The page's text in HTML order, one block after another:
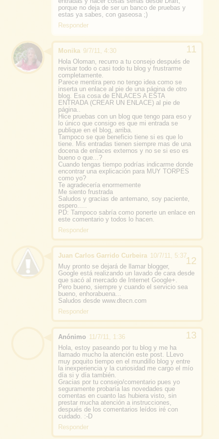
porque no deja de ser un banco de pruebas y
estas ya sabes, con gaseosa ;)
Responder
Monika 9/7/11, 4:30
Hola Oloman, recurro a tu consejo después de
revisar todo o casi todo tu blog y frustrarme
completamente.
Parece mentira pero no tengo idea como se
inserta un enlace al pie de una página de otro
blog. Esa cosa de ENLACES A ESTA
ENTRADA (CREAR UN ENLACE) al pie de
página..
Hice pruebas con un blog que tengo para eso y
lo único que consigo es que mi entrada se
publique en el blog, arriba.
Tampoco se que beneficio tiene si es que lo
tiene. Mis entradas tienen siempre mas de una
docena de enlaces externos y no se si eso es
bueno o que...?
Cuando tengas tiempo podrías indicarme donde
encontrar una explicación para MUY TORPES
como yo?
Te agradecería enormemente
Me siento frustrada
Saludos y gracias de antemano, soy paciente,
espero.....
PD: Tampoco sabría como ponerte un enlace en
este comentario y todos lo hacen.
Responder
Juan Carlos Garrido Curbeira 10/7/11, 5:37
Muy pronto se dejará de llamar blogger,
Google está realizando un lavado de cara desde
que sacó al mercado de Internet Google+.
Pero bueno, siempre y cuando el servicio sea
bueno, enhorabuena...
Saludos desde www.dtecn.com
Responder
Anónimo 11/7/11, 1:36
Hola, estoy paseando por tu blog y me ha
llamado mucho la atención este post. LLevo
muy poquito tiempo en el mundillo blog y entre
la inexperiencia y la curiosidad me cargo el mío
día si y día también.
Gracias por tu consejo/comentario pues yo
seguramente probaría las novedades que
comentas en cuanto las hubiera visto, sin
prestar mucha atención a instrucciones,
después de los comentarios leídos iré con
cuidado. :-D
Responder